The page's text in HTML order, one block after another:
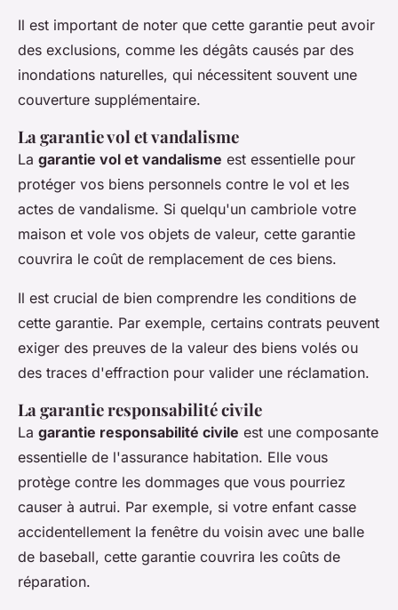
Il est important de noter que cette garantie peut avoir
des exclusions, comme les dégâts causés par des
inondations naturelles, qui nécessitent souvent une
couverture supplémentaire.
La garantie vol et vandalisme
La garantie vol et vandalisme est essentielle pour
protéger vos biens personnels contre le vol et les
actes de vandalisme. Si quelqu'un cambriole votre
maison et vole vos objets de valeur, cette garantie
couvrira le coût de remplacement de ces biens.
Il est crucial de bien comprendre les conditions de
cette garantie. Par exemple, certains contrats peuvent
exiger des preuves de la valeur des biens volés ou
des traces d'effraction pour valider une réclamation.
La garantie responsabilité civile
La garantie responsabilité civile est une composante
essentielle de l'assurance habitation. Elle vous
protège contre les dommages que vous pourriez
causer à autrui. Par exemple, si votre enfant casse
accidentellement la fenêtre du voisin avec une balle
de baseball, cette garantie couvrira les coûts de
réparation.